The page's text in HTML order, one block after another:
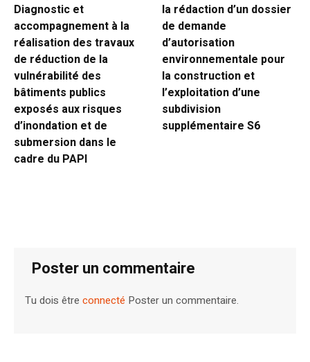
Diagnostic et
accompagnement à la
réalisation des travaux
de réduction de la
vulnérabilité des
bâtiments publics
exposés aux risques
d’inondation et de
submersion dans le
cadre du PAPI
la rédaction d’un dossier
de demande
d’autorisation
environnementale pour
la construction et
l’exploitation d’une
subdivision
supplémentaire S6
Poster un commentaire
Tu dois êtreconnecté Poster un commentaire.